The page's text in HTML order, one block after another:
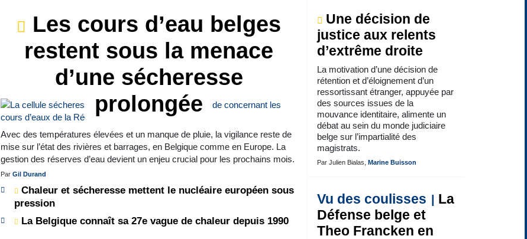
Les cours d’eau belges
restent sous la menace
d’une sécheresse
prolongée
Avec des températures élevées et un manque de pluie, la vigilance reste de
mise sur l’état des rivières et barrages, en Belgique comme en Europe. La
gestion des réserves d’eau devient un enjeu crucial pour les prochains mois.
Par Gil Durand
Chaleur et sécheresse mettent le nucléaire européen sous
pression
La Belgique connaît sa 27e vague de chaleur depuis 1990
Une décision de
justice aux relents
d’extrême droite
La motivation d’une décision de
rétention et d’éloignement d’un
ressortissant étranger, appuyée par
des sources issues de la
mouvance identitaire, alimente un
débat au sein du monde judiciaire
belge sur l’impartialité des
magistrats.
Par Julien Bialas, Marine Buisson
Vu des coulisses
La
Défense belge et
Theo Francken en